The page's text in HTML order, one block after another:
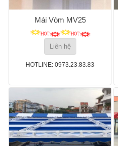
Mái Vòm MV25
Liên hệ
HOTLINE: 0973.23.83.83